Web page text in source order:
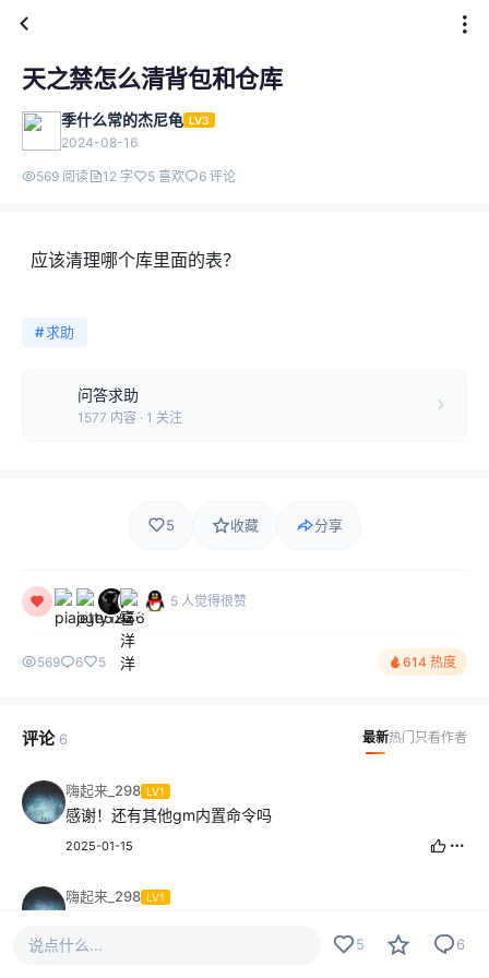
天之禁怎么清背包和仓库
季什么常的杰尼龟 LV3
2024-08-16
569 阅读 12 字 5 喜欢 6 评论
应该清理哪个库里面的表？
#求助
问答求助
1577 内容 · 1 关注
5 收藏 分享
5 人觉得很赞
569 6 5 614 热度
评论 6 最新热门 只看作者
嗨起来_298 LV1
感谢！还有其他gm内置命令吗
2025-01-15
嗨起来_298 LV1
2025-01-14
说点什么... 5 6